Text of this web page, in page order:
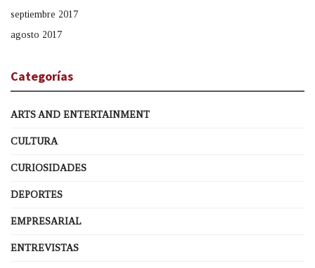
septiembre 2017
agosto 2017
Categorías
ARTS AND ENTERTAINMENT
CULTURA
CURIOSIDADES
DEPORTES
EMPRESARIAL
ENTREVISTAS